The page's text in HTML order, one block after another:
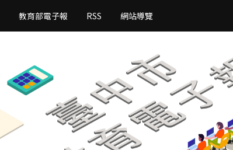
教育部電子報 RSS 網站導覽